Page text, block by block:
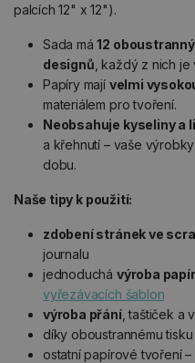
palcích 12" x 12").
Sada má12
designů , každý z nich
Papíry mají velmi
materiálem pro tvoření.
Neobsahuje kyseliny a
a křehnutí – vaše
dobu.
Naše tipy k použití:
zdobení stránek ve
journalu
jednoduchá výroba
vyřezávacích šablon
výroba přání, taštiček a
díky oboustrannému
ostatní papírové tvoření